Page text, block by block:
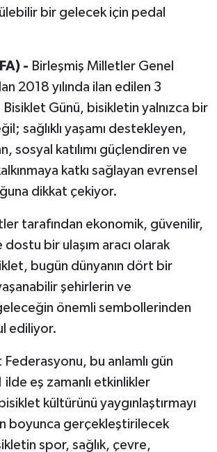
bir gelecek için pedal
- Birleşmiş Milletler Genel
2018 yılında ilan edilen 3
Bisiklet Günü, bisikletin yalnızca bir
sağlıklı yaşamı destekleyen,
sosyal katılımı güçlendiren ve
katkı sağlayan evrensel
dikkat çekiyor.
tarafından ekonomik, güvenilir,
bir ulaşım aracı olarak
bugün dünyanın dört bir
şehirlerin ve
önemli sembollerinden
ediliyor.
bu anlamlı gün
ilde eş zamanlı etkinlikler
kültürünü yaygınlaştırmayı
boyunca gerçekleştirilecek
spor, sağlık, çevre,